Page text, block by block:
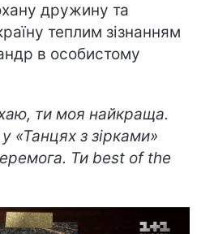
дружину та
теплим зізнанням
в особистому
ти моя найкраща.
«Танцях з зірками»
Ти best of the